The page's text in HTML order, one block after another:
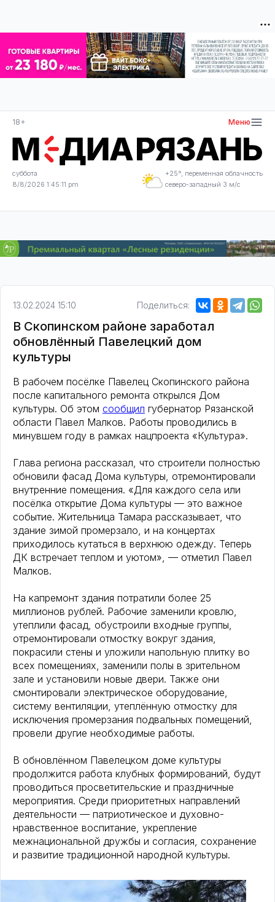
18+ Меню
суббота
8/8/2026 1:45:12 pm
+25°, переменная облачность
северо-западный 3 м/с
13.02.2024 15:10 Поделиться:
В Скопинском районе заработал
обновлённый Павелецкий дом
культуры
В рабочем посёлке Павелец Скопинского района
после капитального ремонта открылся Дом
культуры. Об этом сообщил губернатор Рязанской
области Павел Малков. Работы проводились в
минувшем году в рамках нацпроекта «Культура».
Глава региона рассказал, что строители полностью
обновили фасад Дома культуры, отремонтировали
внутренние помещения. «Для каждого села или
посёлка открытие Дома культуры — это важное
событие. Жительница Тамара рассказывает, что
здание зимой промерзало, и на концертах
приходилось кутаться в верхнюю одежду. Теперь
ДК встречает теплом и уютом», — отметил Павел
Малков.
На капремонт здания потратили более 25
миллионов рублей. Рабочие заменили кровлю,
утеплили фасад, обустроили входные группы,
отремонтировали отмостку вокруг здания,
покрасили стены и уложили напольную плитку во
всех помещениях, заменили полы в зрительном
зале и установили новые двери. Также они
смонтировали электрическое оборудование,
систему вентиляции, утеплённую отмостку для
исключения промерзания подвальных помещений,
провели другие необходимые работы.
В обновлённом Павелецком доме культуры
продолжится работа клубных формирований, будут
проводиться просветительские и праздничные
мероприятия. Среди приоритетных направлений
деятельности — патриотическое и духовно-
нравственное воспитание, укрепление
межнациональной дружбы и согласия, сохранение
и развитие традиционной народной культуры.